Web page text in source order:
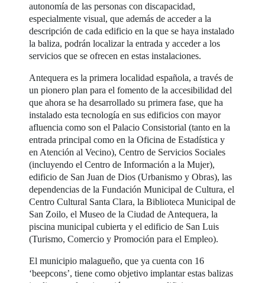
autonomía de las personas con discapacidad,
especialmente visual, que además de acceder a la
descripción de cada edificio en la que se haya instalado
la baliza, podrán localizar la entrada y acceder a los
servicios que se ofrecen en estas instalaciones.
Antequera es la primera localidad española, a través de
un pionero plan para el fomento de la accesibilidad del
que ahora se ha desarrollado su primera fase, que ha
instalado esta tecnología en sus edificios con mayor
afluencia como son el Palacio Consistorial (tanto en la
entrada principal como en la Oficina de Estadística y
en Atención al Vecino), Centro de Servicios Sociales
(incluyendo el Centro de Información a la Mujer),
edificio de San Juan de Dios (Urbanismo y Obras), las
dependencias de la Fundación Municipal de Cultura, el
Centro Cultural Santa Clara, la Biblioteca Municipal de
San Zoilo, el Museo de la Ciudad de Antequera, la
piscina municipal cubierta y el edificio de San Luis
(Turismo, Comercio y Promoción para el Empleo).
El municipio malagueño, que ya cuenta con 16
‘beepcons’, tiene como objetivo implantar estas balizas